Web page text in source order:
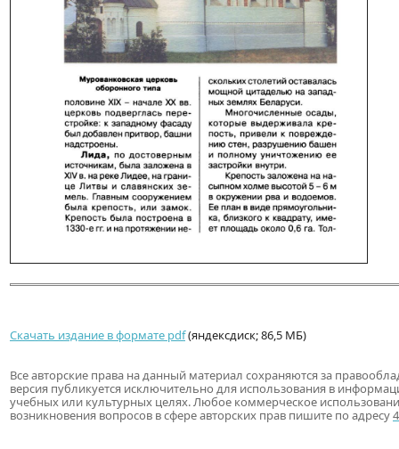
Скачать издание в формате pdf(яндексдиск; 86,5 МБ)
Все авторские права на данный материал сохраняются за
версия публикуется исключительно для использования в
учебных или культурных целях. Любое коммерческое
возникновения вопросов в сфере авторских прав пишите по адресу